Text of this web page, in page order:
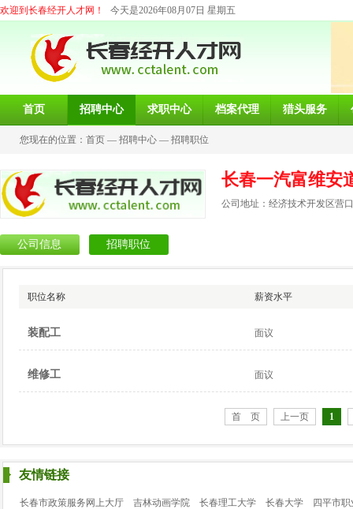
欢迎到长春经开人才网！ 今天是2026年08月07日 星期五
首页 招聘中心 求职中心 档案代理 猎头服务
您现在的位置： 首页 — 招聘中心 — 招聘职位
长春一汽富维安
公司地址：经济技术开发区营
公司信息 招聘职位
职位名称 薪资水平
装配工 面议
维修工 面议
首 页 上一页 1
友情链接
长春市政策服务网上大厅 吉林动画学院 长春理工大学 长春大学
四平市